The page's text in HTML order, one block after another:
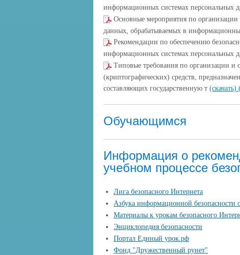
информационных системах персональных
Основные мероприятия по организации
данных, обрабатываемых в
Рекомендации по обеспечению
информационных системах персональных
Типовые требования по организации
(криптографических) средств,
составляющих государственную т (скачать)
Обучающимся
Информация о
учебном процессе
Лига безопасного Интернета
Азбука информационной безопасности
Материалы к урокам безопасного
Энциклопедия безопасности​
Портал Единый урок.рф​
Фонд "Дружественный рунет"